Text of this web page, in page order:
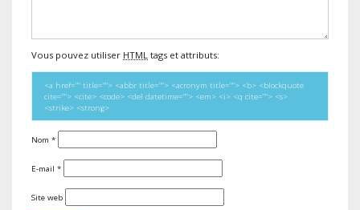
Vous pouvez utiliser HTML tags et attributs:
<a href="" title=""> <abbr title=""> <acronym title=""> <b> <blockquote
cite=""> <cite> <code> <del datetime=""> <em> <i> <q cite=""> <s>
<strike> <strong>
Nom *
E-mail *
Site web